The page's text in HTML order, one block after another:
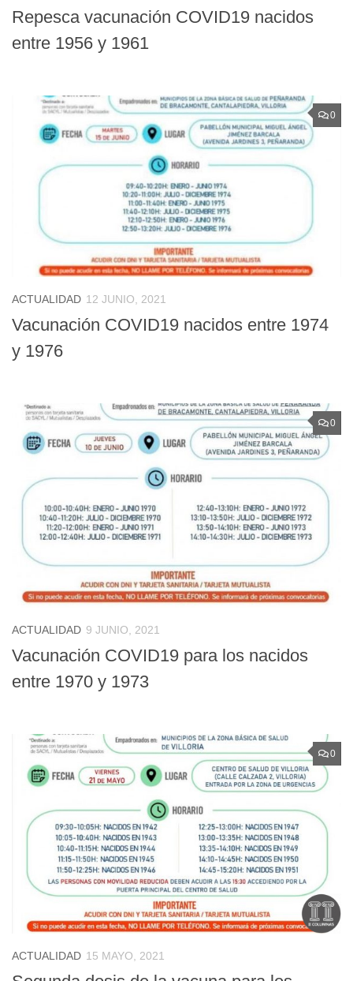
Repesca vacunación COVID19 nacidos
entre 1956 y 1961
0
ACTUALIDAD 12 JUNIO, 2021
Vacunación COVID19 nacidos entre 1974
y 1976
0
ACTUALIDAD 9 JUNIO, 2021
Vacunación COVID19 para los nacidos
entre 1970 y 1973
0
ACTUALIDAD 15 MAYO, 2021